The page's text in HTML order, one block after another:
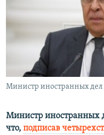
Русский
Все сайты Радио
Министр иностранных дел
Министр иностранных
что, подписав